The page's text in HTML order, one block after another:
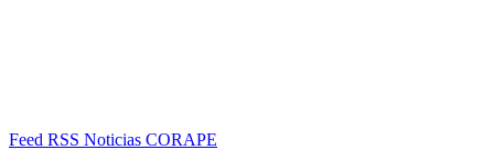
Feed RSS Noticias CORAPE